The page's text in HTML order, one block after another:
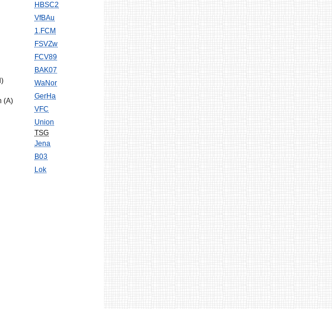
(A)
HBSC2
VfBAu
1.FCM
FSVZw
FCV89
BAK07
WaNor
GerHa
VFC
Union
TSG
Jena
B03
Lok